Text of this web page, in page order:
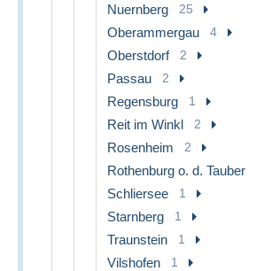
Nuernberg 25
Oberammergau 4
Oberstdorf 2
Passau 2
Regensburg 1
Reit im Winkl 2
Rosenheim 2
Rothenburg o. d. Tauber
Schliersee 1
Starnberg 1
Traunstein 1
Vilshofen 1